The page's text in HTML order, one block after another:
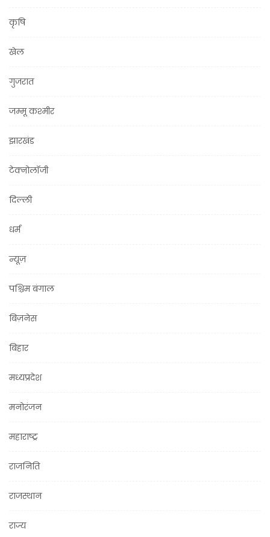
कृषि
खेल
गुजरात
जम्मू कश्मीर
झारखंड
टेक्नोलॉजी
दिल्ली
धर्म
न्यूज़
पश्चिम बंगाल
बिज़नेस
बिहार
मध्यप्रदेश
मनोरंजन
महाराष्ट्र
राजनिति
राजस्थान
राज्य